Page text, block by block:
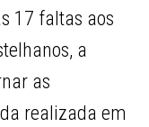
17 faltas aos
a
as
realizada em